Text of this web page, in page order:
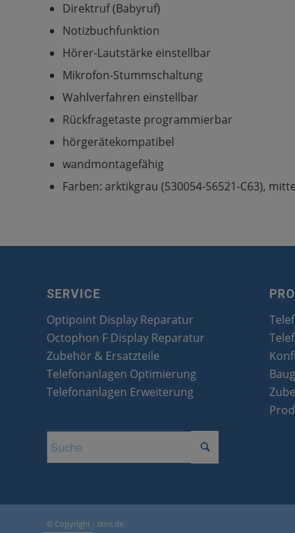
Direktruf (Babyruf)
Notizbuchfunktion
Hörer-Lautstärke einstellbar
Mikrofon-Stummschaltung
Wahlverfahren einstellbar
Rückfragetaste programmierbar
hörgerätekompatibel
wandmontagefähig
Farben: arktikgrau (S30054-S6521-C63),
SERVICE
Optipoint Display Reparatur
Octophon F Display Reparatur
Zubehör & Ersatzteile
Telefonanlagen Optimierung
Telefonanlagen Erweiterung
© Copyright - tkns.de